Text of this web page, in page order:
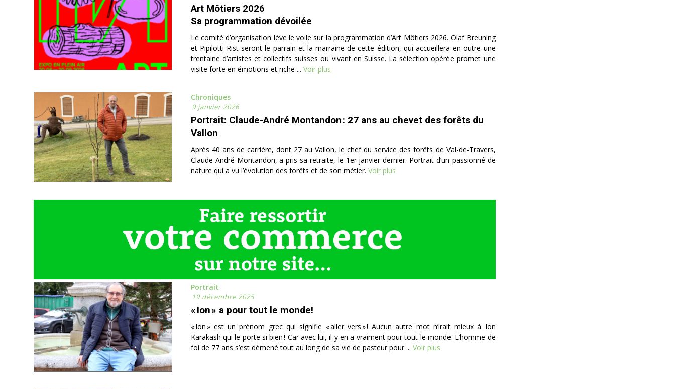
Art Môtiers 2026
Sa programmation dévoilée
Le comité d’organisation lève le voile sur la programmation d’Art Môtiers 2026. Olaf Breuning
et Pipilotti Rist seront le parrain et la marraine de cette édition, qui accueillera en outre une
trentaine d’artistes et collectifs suisses ou vivant en Suisse. La sélection opérée promet une
visite forte en émotions et riche ... Voir plus
Chroniques
9 janvier 2026
Portrait: Claude-André Montandon : 27 ans au chevet des forêts du
Vallon
Après 40 ans de carrière, dont 27 au Vallon, le chef du service des forêts de Val-de-Travers,
Claude-André Montandon, a pris sa retraite, le 1er janvier dernier. Portrait d’un passionné de
nature qui a vu l’évolution des forêts et de son métier. Voir plus
Portrait
19 décembre 2025
« Ion » a pour tout le monde!
« Ion » est un prénom grec qui signifie « aller vers » ! Aucun autre mot n’irait mieux à Ion
Karakash qui le porte si bien ! Car avec lui, il y en a vraiment pour tout le monde. L’homme de
foi de 77 ans s’est démené tout au long de sa vie de pasteur pour ... Voir plus